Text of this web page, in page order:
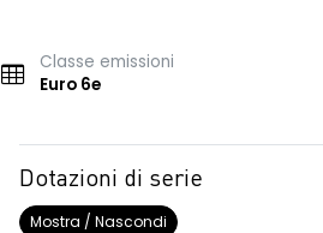
Classe emissioni
Euro 6e
Dotazioni di serie
Mostra / Nascondi